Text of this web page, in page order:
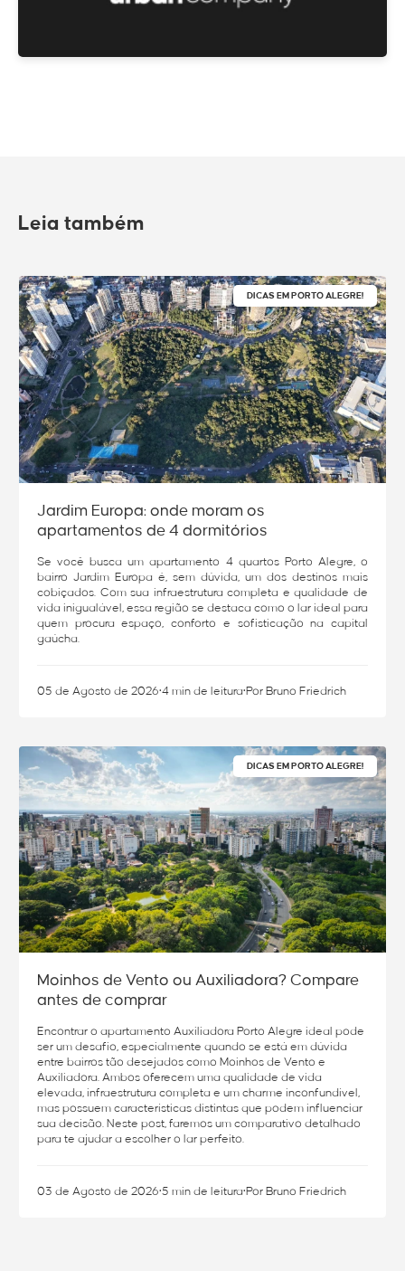
Leia também
DICAS EM PORTO ALEGRE!
Jardim Europa: onde moram os
apartamentos de 4 dormitórios
Se você busca um apartamento 4 quartos Porto Alegre, o
bairro Jardim Europa é, sem dúvida, um dos destinos mais
cobiçados. Com sua infraestrutura completa e qualidade de
vida inigualável, essa região se destaca como o lar ideal para
quem procura espaço, conforto e sofisticação na capital
gaúcha.
05 de Agosto de 2026•4 min de leitura•Por Bruno Friedrich
DICAS EM PORTO ALEGRE!
Moinhos de Vento ou Auxiliadora? Compare
antes de comprar
Encontrar o apartamento Auxiliadora Porto Alegre ideal pode
ser um desafio, especialmente quando se está em dúvida
entre bairros tão desejados como Moinhos de Vento e
Auxiliadora. Ambos oferecem uma qualidade de vida
elevada, infraestrutura completa e um charme inconfundível,
mas possuem características distintas que podem influenciar
sua decisão. Neste post, faremos um comparativo detalhado
para te ajudar a escolher o lar perfeito.
03 de Agosto de 2026•5 min de leitura•Por Bruno Friedrich